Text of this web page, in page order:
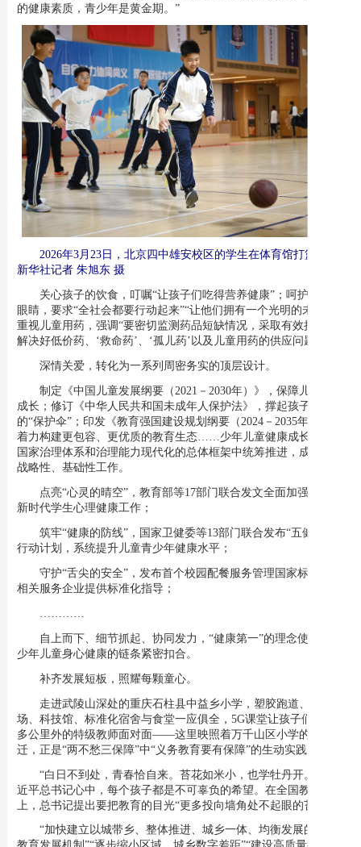
的健康素质，青少年是黄金期。”
2026年3月23日，北京四中雄安校区的学生在体育馆打篮球。
新华社记者 朱旭东 摄
关心孩子的饮食，叮嘱“让孩子们吃得营养健康”；呵护孩子的
眼睛，要求“全社会都要行动起来”“让他们拥有一个光明的未来”；
重视儿童用药，强调“要密切监测药品短缺情况，采取有效措施，
解决好低价药、‘救命药’、‘孤儿药’以及儿童用药的供应问题”……
深情关爱，转化为一系列周密务实的顶层设计。
制定《中国儿童发展纲要（2021－2030年）》，保障儿童健康
成长；修订《中华人民共和国未成年人保护法》，撑起孩子们
的“保护伞”；印发《教育强国建设规划纲要（2024－2035年）》，
着力构建更包容、更优质的教育生态……少年儿童健康成长被纳入
国家治理体系和治理能力现代化的总体框架中统筹推进，成为一项
战略性、基础性工作。
点亮“心灵的晴空”，教育部等17部门联合发文全面加强和改进
新时代学生心理健康工作；
筑牢“健康的防线”，国家卫健委等13部门联合发布“五健”促进
行动计划，系统提升儿童青少年健康水平；
守护“舌尖的安全”，发布首个校园配餐服务管理国家标准，为
相关服务企业提供标准化指导；
自上而下、细节抓起、协同发力，“健康第一”的理念使得关爱
少年儿童身心健康的链条紧密扣合。
补齐发展短板，照耀每颗童心。
走进武陵山深处的重庆石柱县中益乡小学，塑胶跑道、足球
场、科技馆、标准化宿舍与食堂一应俱全，5G课堂让孩子们同200
多公里外的特级教师面对面——这里映照着万千山区小学的发展变
迁，正是“两不愁三保障”中“义务教育要有保障”的生动实践。
“白日不到处，青春恰自来。苔花如米小，也学牡丹开。”在习
近平总书记心中，每个孩子都是不可辜负的希望。在全国教育大会
上，总书记提出要把教育的目光“更多投向墙角处不起眼的苔花”。
“加快建立以城带乡、整体推进、城乡一体、均衡发展的义务